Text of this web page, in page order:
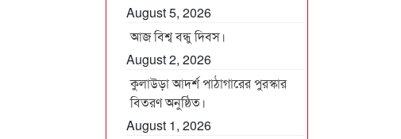
August 5, 2026
আজ বিশ্ব বন্ধু দিবস।
August 2, 2026
কুলাউড়া আদর্শ পাঠাগারের পুরস্কার
বিতরণ অনুষ্ঠিত।
August 1, 2026